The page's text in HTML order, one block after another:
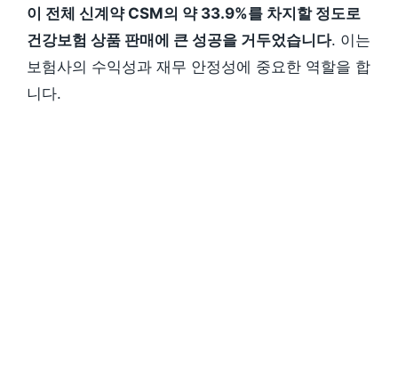
이 전체 신계약 CSM의 약 33.9%를 차지할 정도로
건강보험 상품 판매에 큰 성공을 거두었습니다. 이는
보험사의 수익성과 재무 안정성에 중요한 역할을 합
니다.